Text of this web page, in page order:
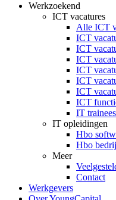
Werkzoekend
ICT vacatures
Alle ICT
ICT
ICT
ICT
ICT
ICT
ICT
ICT
IT
IT opleidingen
Hbo
Hbo
Meer
Contact
Werkgevers